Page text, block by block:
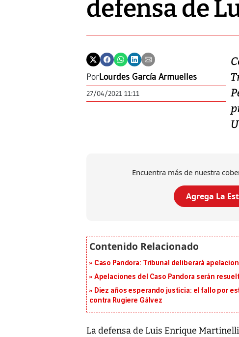
defensa de
PorLourdes García Armuelles
27/04/2021 11:11
Encuentra más de nuestra
Agrega La
Caso Pandora: Tribunal deliberará
Apelaciones del Caso Pandora serán
Diez años esperando justicia: el fallo por
contra Rugiere Gálvez
La defensa de Luis Enrique